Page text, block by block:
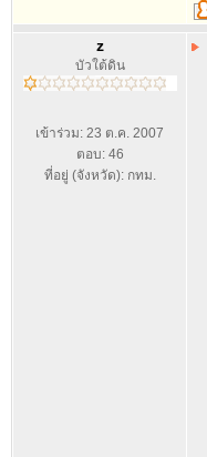
z
บัวใต้ดิน
เข้าร่วม: 23 ต.ค. 2007
ตอบ: 46
ที่อยู่ (จังหวัด): กทม.